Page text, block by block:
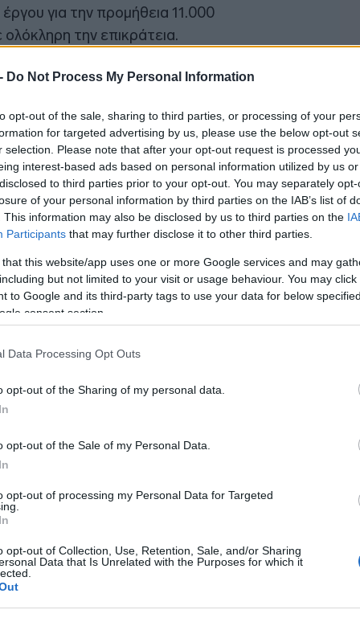
Do Not Process My Personal Information
opt-out of the sale, sharing to third parties, or processing of your
for targeted advertising by us, please use the below opt-out
selection. Please note that after your opt-out request is processed
interest-based ads based on personal information utilized by us
to third parties prior to your opt-out. You may separately
of your personal information by third parties on the IAB’s list of
This information may also be disclosed by us to third parties on the
Participants that may further disclose it to other third parties.
that this website/app uses one or more Google services and may
but not limited to your visit or usage behaviour. You may
to Google and its third-party tags to use your data for below
consent section.
Data Processing Opt Outs
opt-out of the Sharing of my personal data.
opt-out of the Sale of my Personal Data.
opt-out of processing my Personal Data for Targeted
opt-out of Collection, Use, Retention, Sale, and/or Sharing
Data that Is Unrelated with the Purposes for which it
για την προμήθεια 11.000
την επικράτεια.
κατάφερε να αντισταθμίσει τις
σε άλλες κατηγορίες όπως τα
επιδοτήσεις του 2023. Αξίζει να
των ψυγείων, ήταν η μοναδική στην LG με
της τάξης του 37% εξαιτίας της
αποτυπώνουν στάσιμη την
να διεκδικεί έργα για το Δημόσιο
των premium συσκευών
08:42
08:39
08:32
08:25